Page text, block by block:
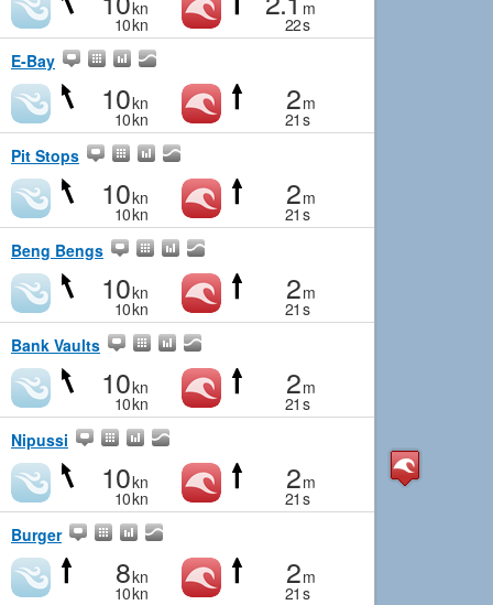
kn
10kn
m
22s
E-Bay
10kn
10kn
2m
21 s
Pit Stops
10kn
10kn
2m
21 s
Beng Bengs
10kn
10kn
2m
21 s
Bank Vaults
10kn
10kn
2m
21 s
Nipussi
10kn
10kn
2m
21 s
Burger
8kn
10kn
2m
21 s